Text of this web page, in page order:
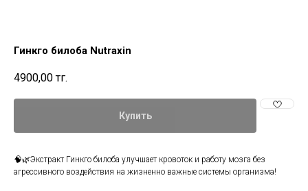
Гинкго билоба Nutraxin
4900,00 тг.
Купить
🧠🌿Экстракт Гинкго билоба улучшает кровоток и работу мозга без
агрессивного воздействия на жизненно важные системы организма!